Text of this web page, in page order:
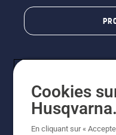
Cookies
En cliquant sur «